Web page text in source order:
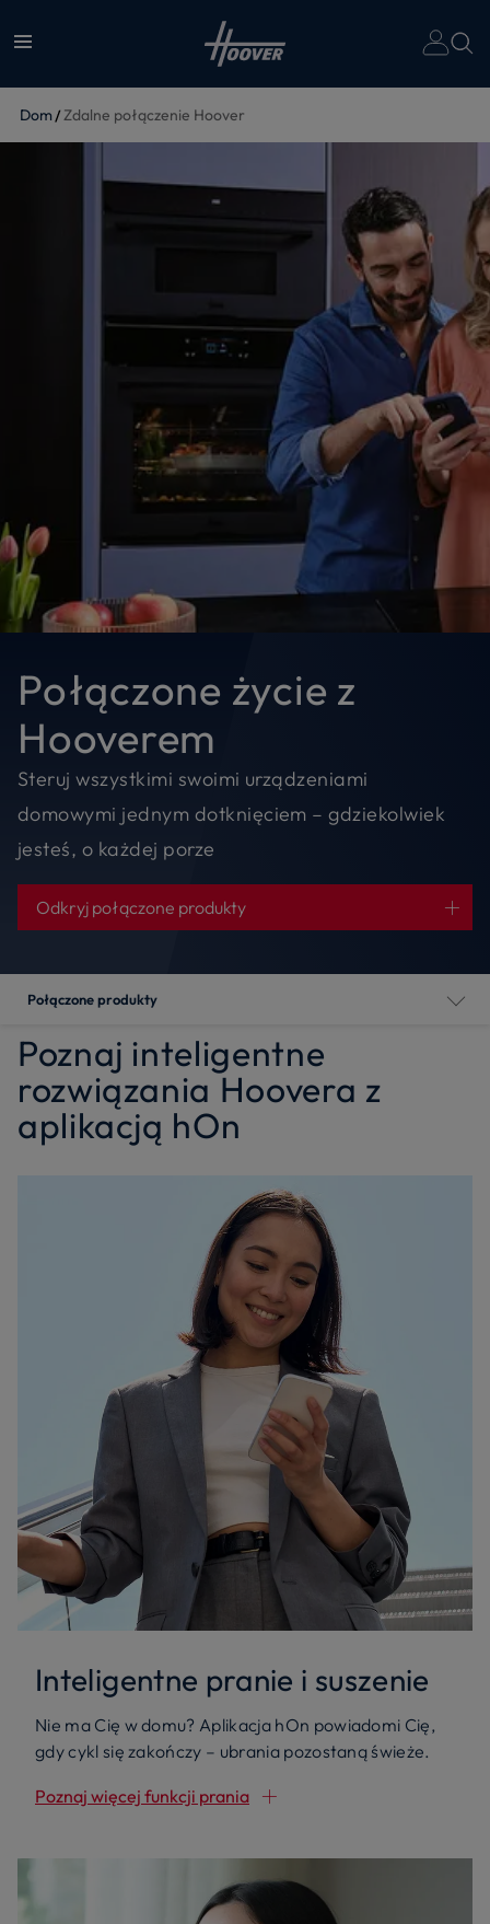
Dom Zdalne połączenie Hoover
Połączone życie z
Hooverem
Steruj wszystkimi swoimi urządzeniami
domowymi jednym dotknięciem – gdziekolwiek
jesteś, o każdej porze
Odkryj połączone produkty
Połączone produkty
Poznaj inteligentne
rozwiązania Hoovera z
aplikacją hOn
Inteligentne pranie i suszenie
Nie ma Cię w domu? Aplikacja hOn powiadomi Cię,
gdy cykl się zakończy – ubrania pozostaną świeże.
Poznaj więcej funkcji prania